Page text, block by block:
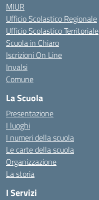
MIUR
Ufficio Scolastico Regionale
Ufficio Scolastico Territoriale
Scuola in Chiaro
Iscrizioni On Line
Invalsi
Comune
La Scuola
Presentazione
I luoghi
I numeri della scuola
Le carte della scuola
Organizzazione
La storia
I Servizi